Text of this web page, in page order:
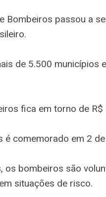
Bombeiros passou a
de 5.500 municípios
fica em torno de R$
é comemorado em 2
os bombeiros são
situações de risco.